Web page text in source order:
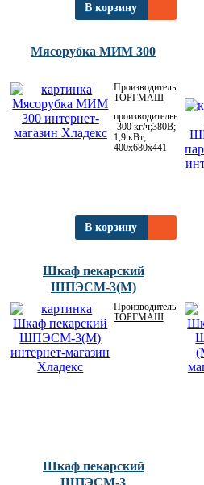
В корзину
Мясорубка МИМ 300
Производитель:
ТОРГМАШ
производительность
-300 кг/ч;380В;
1,9 кВт;
400х680х441
В корзину
Шкаф пекарский
ШПЭСМ-3(M)
Производитель:
ТОРГМАШ
Шкаф пекарский
ШПЭСМ-3